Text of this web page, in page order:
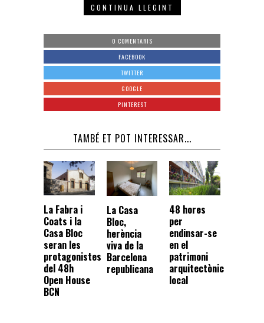
CONTINUA LLEGINT
0 COMENTARIS
FACEBOOK
TWITTER
GOOGLE
PINTEREST
TAMBÉ ET POT INTERESSAR...
La Fabra i
Coats i la
Casa Bloc
seran les
protagonistes
del 48h
Open House
BCN
La Casa
Bloc,
herència
viva de la
Barcelona
republicana
48 hores
per
endinsar-se
en el
patrimoni
arquitectònic
local